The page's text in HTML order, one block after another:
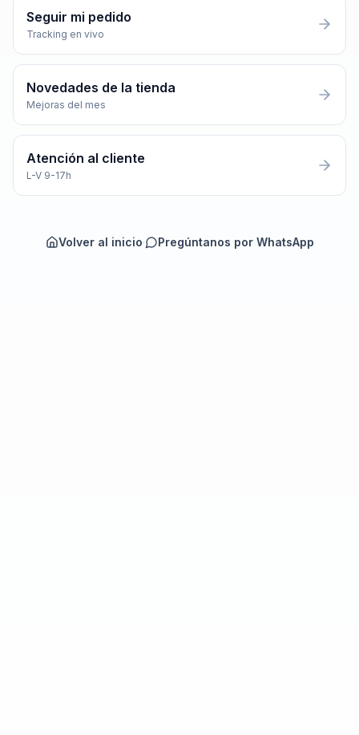
Seguir mi pedido
Tracking en vivo
Novedades de la tienda
Mejoras del mes
Atención al cliente
L-V 9-17h
Volver al inicio· Pregúntanos por WhatsApp